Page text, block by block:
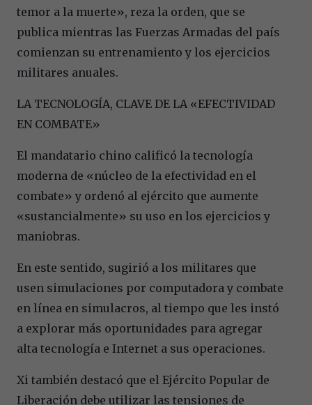
temor a la muerte», reza la orden, que se
publica mientras las Fuerzas Armadas del país
comienzan su entrenamiento y los ejercicios
militares anuales.
LA TECNOLOGÍA, CLAVE DE LA «EFECTIVIDAD
EN COMBATE»
El mandatario chino calificó la tecnología
moderna de «núcleo de la efectividad en el
combate» y ordenó al ejército que aumente
«sustancialmente» su uso en los ejercicios y
maniobras.
En este sentido, sugirió a los militares que
usen simulaciones por computadora y combate
en línea en simulacros, al tiempo que les instó
a explorar más oportunidades para agregar
alta tecnología e Internet a sus operaciones.
Xi también destacó que el Ejército Popular de
Liberación debe utilizar las tensiones de